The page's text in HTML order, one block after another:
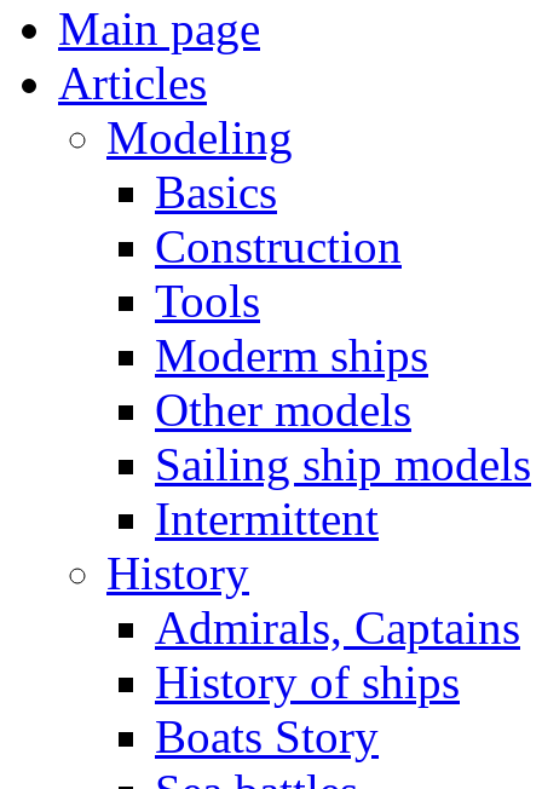
Main page
Articles
Modeling
Basics
Construction
Tools
Moderm ships
Other models
Sailing ship models
Intermittent
History
Admirals, Captains
History of ships
Boats Story